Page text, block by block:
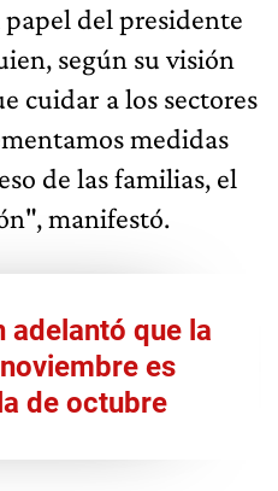
del presidente
según su visión
cuidar a los sectores
medidas
de las familias, el
manifestó.
adelantó que la
es
de octubre